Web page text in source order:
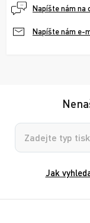
Napíšte nám na
Napíšte nám e-
Vyhledávání
Jak